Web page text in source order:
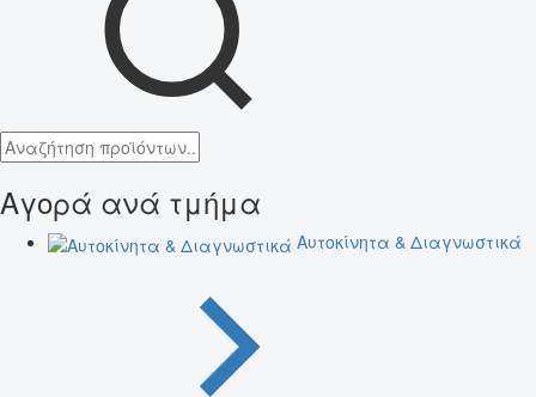
Αγορά ανά τμήμα
Αυτοκίνητα & Διαγνωστικά